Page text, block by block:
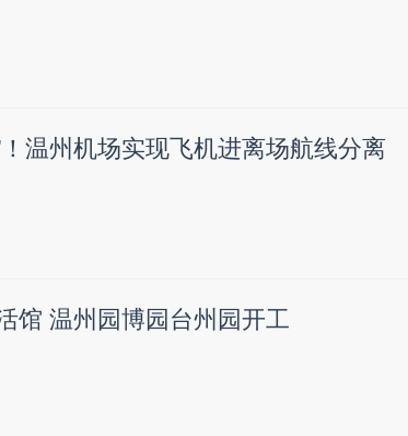
！温州机场实现飞机进离场航线分离
馆 温州园博园台州园开工